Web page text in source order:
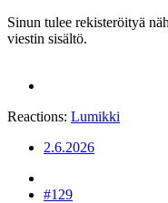
Sinun tulee rekisteröityä
viestin sisältö.
Reactions: Lumikki
2.6.2026
#129